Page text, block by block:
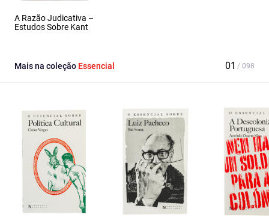
A Razão Judicativa –
Estudos Sobre Kant
Mais na coleção Essencial